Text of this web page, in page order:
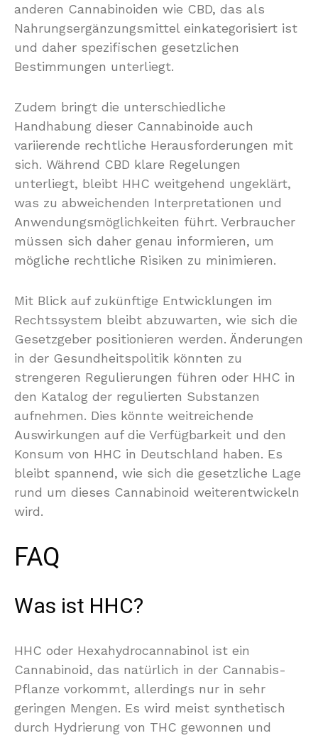
anderen Cannabinoiden wie CBD, das als
Nahrungsergänzungsmittel einkategorisiert ist
und daher spezifischen gesetzlichen
Bestimmungen unterliegt.
Zudem bringt die unterschiedliche
Handhabung dieser Cannabinoide auch
variierende rechtliche Herausforderungen mit
sich. Während CBD klare Regelungen
unterliegt, bleibt HHC weitgehend ungeklärt,
was zu abweichenden Interpretationen und
Anwendungsmöglichkeiten führt. Verbraucher
müssen sich daher genau informieren, um
mögliche rechtliche Risiken zu minimieren.
Mit Blick auf zukünftige Entwicklungen im
Rechtssystem bleibt abzuwarten, wie sich die
Gesetzgeber positionieren werden. Änderungen
in der Gesundheitspolitik könnten zu
strengeren Regulierungen führen oder HHC in
den Katalog der regulierten Substanzen
aufnehmen. Dies könnte weitreichende
Auswirkungen auf die Verfügbarkeit und den
Konsum von HHC in Deutschland haben. Es
bleibt spannend, wie sich die gesetzliche Lage
rund um dieses Cannabinoid weiterentwickeln
wird.
FAQ
Was ist HHC?
HHC oder Hexahydrocannabinol ist ein
Cannabinoid, das natürlich in der Cannabis-
Pflanze vorkommt, allerdings nur in sehr
geringen Mengen. Es wird meist synthetisch
durch Hydrierung von THC gewonnen und